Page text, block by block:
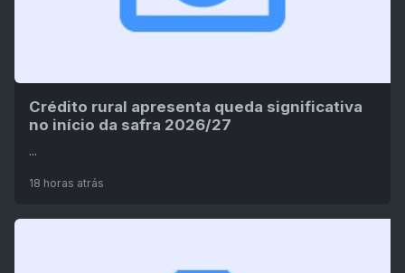
Crédito rural apresenta queda significativa
no início da safra 2026/27
...
18 horas atrás